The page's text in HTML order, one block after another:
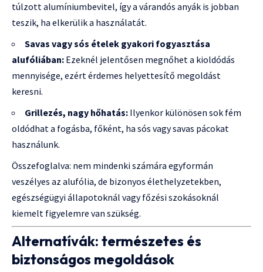
túlzott alumíniumbevitel, így a várandós anyák is jobban
teszik, ha elkerülik a használatát.
Savas vagy sós ételek gyakori fogyasztása
alufóliában: Ezeknél jelentősen megnőhet a kioldódás
mennyisége, ezért érdemes helyettesítő megoldást
keresni.
Grillezés, nagy hőhatás: Ilyenkor különösen sok fém
oldódhat a fogásba, főként, ha sós vagy savas pácokat
használunk.
Összefoglalva: nem mindenki számára egyformán
veszélyes az alufólia, de bizonyos élethelyzetekben,
egészségügyi állapotoknál vagy főzési szokásoknál
kiemelt figyelemre van szükség.
Alternatívák: természetes és
biztonságos megoldások